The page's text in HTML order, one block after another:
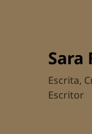
Sara
Escrita,
Escritor